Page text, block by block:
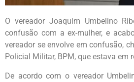
O vereador Joaquim Umbelino
confusão com a ex-mulher, e
vereador se envolve em confusão,
Policial Militar, BPM, que estava em
De acordo com o vereador